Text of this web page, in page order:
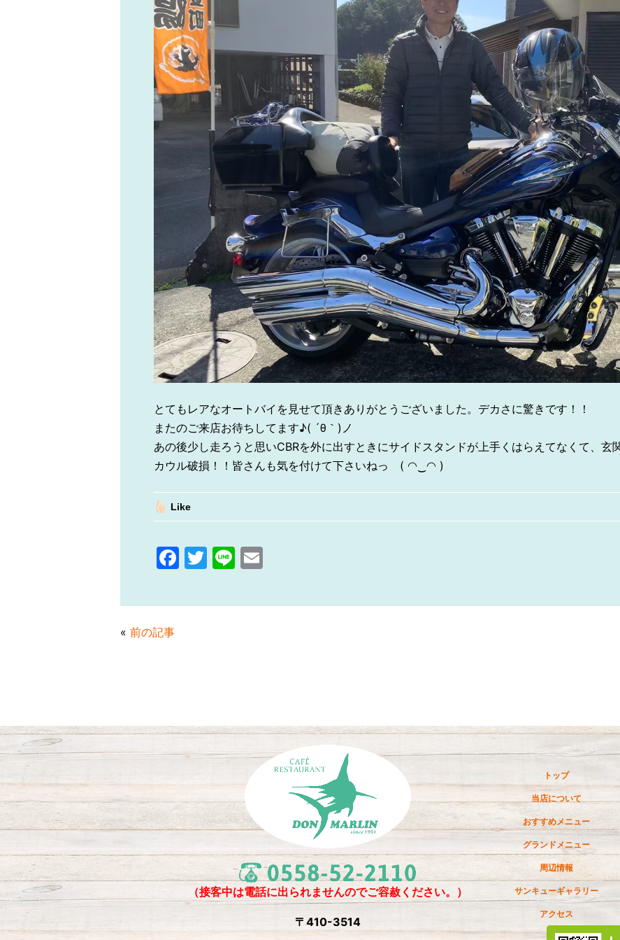
とてもレアなオートバイを見せて頂きありがとうございました。デカさに驚きです！！
またのご来店お待ちしてます♪( ´θ｀)ノ
あの後少し走ろうと思いCBRを外に出すときにサイドスタンドが上手くはらえてなくて、玄
カウル破損！！皆さんも気を付けて下さいねっ ( ◠‿◠ )
Like
F
c
T
itt
Li
e ai
« 前の記事
（接客中は電話に出られませんのでご容赦ください。）
〒410-3514
トップ
当店について
おすすめメニュー
グランドメニュー
周辺情報
サンキューギャラリー
アクセス